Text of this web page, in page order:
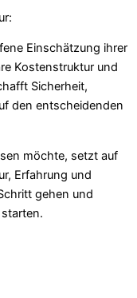
Einschätzung ihrer
Kostenstruktur und
Sicherheit,
den entscheidenden
möchte, setzt auf
Erfahrung und
gehen und